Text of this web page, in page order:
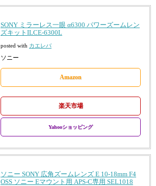
SONY ミラーレス一眼 α6300 パワーズームレン
ズキットILCE-6300L
posted with カエレバ
ソニー
Amazon
楽天市場
Yahooショッピング
ソニー SONY 広角ズームレンズ E 10-18mm F4
OSS ソニー Eマウント用 APS-C専用 SEL1018